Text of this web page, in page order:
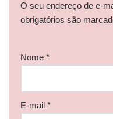
O seu endereço de e-
obrigatórios são
Nome *
E-mail *